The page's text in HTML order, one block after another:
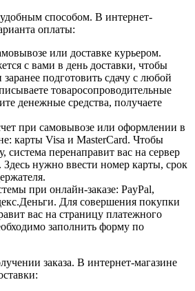
способом. В интернет-
оплаты:
или доставке курьером.
с вами в день доставки, чтобы
подготовить сдачу с любой
товаросопроводительные
денежные средства, получаете
при самовывозе или оформлении в
карты Visa и MasterCard. Чтобы
система перенаправит вас на сервер
нужно ввести номер карты, срок
при онлайн-заказе: PayPal,
Для совершения покупки
вас на страницу платежного
заполнить форму по
заказа. В интернет-магазине